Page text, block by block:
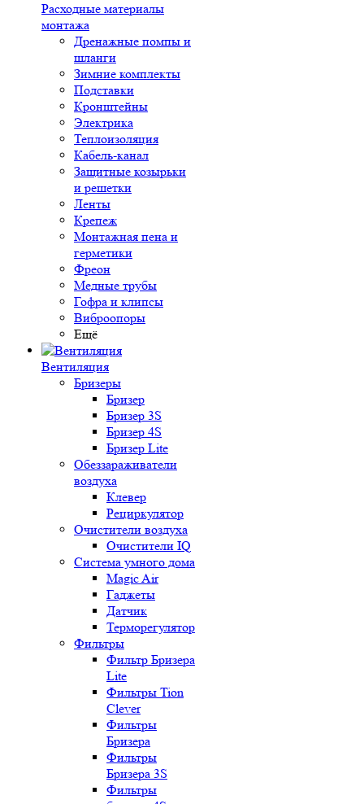
Расходные материалы
монтажа
Дренажные помпы и
шланги
Зимние комплекты
Подставки
Кронштейны
Электрика
Теплоизоляция
Кабель-канал
Защитные козырьки
и решетки
Ленты
Крепеж
Монтажная пена и
герметики
Фреон
Медные трубы
Гофра и клипсы
Виброопоры
Ещё
Вентиляция
Бризеры
Бризер
Бризер 3S
Бризер 4S
Бризер Lite
Обеззараживатели
воздуха
Клевер
Рециркулятор
Очистители воздуха
Очистители IQ
Система умного дома
Magic Air
Гаджеты
Датчик
Терморегулятор
Фильтры
Фильтр Бризера
Lite
Фильтры Tion
Clever
Фильтры
Бризера
Фильтры
Бризера 3S
Фильтры